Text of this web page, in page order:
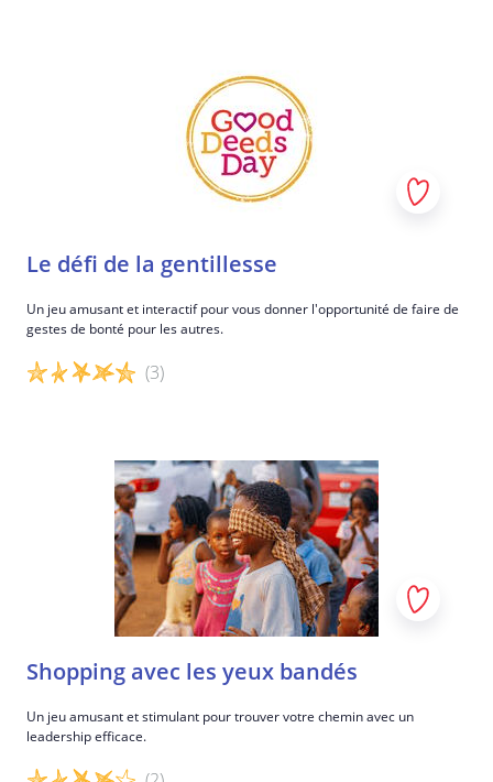
Le défi de la gentillesse
Un jeu amusant et interactif pour vous donner l'opportunité de faire de
gestes de bonté pour les autres.
(3)
Shopping avec les yeux bandés
Un jeu amusant et stimulant pour trouver votre chemin avec un
leadership efficace.